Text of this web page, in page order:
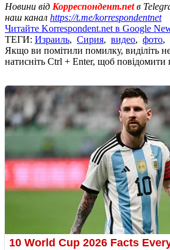
Новини від Корреспондент.netв
наш канал https://t.me/korrespondentnet
Читайте Korrespondent.net в Google
ТЕГИ: Израиль, Сирия, видео, фото,
Якщо ви помітили помилку, виділіть
натисніть Ctrl + Enter, щоб повідомити